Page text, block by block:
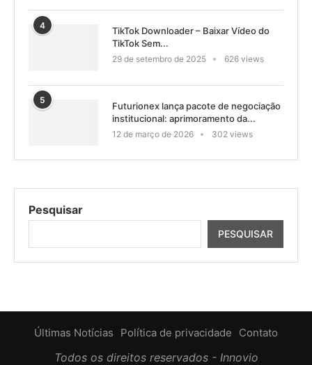
4
TikTok Downloader – Baixar Vídeo do
TikTok Sem...
29 de setembro de 2025 626 views
5
Futurionex lança pacote de negociação
institucional: aprimoramento da...
12 de março de 2026 302 views
Pesquisar
PESQUISAR
Últimas Notícias Política de privacidade Contato
Todos os direitos reservados - Innovio